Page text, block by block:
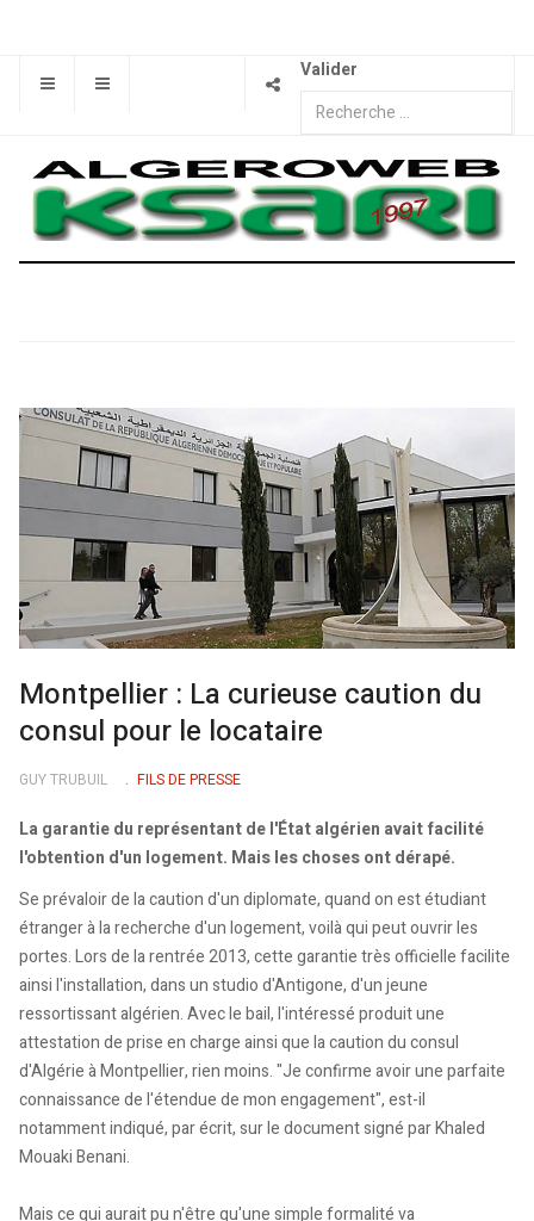
Valider
Montpellier : La curieuse caution du
consul pour le locataire
GUY TRUBUIL FILS DE PRESSE
La garantie du représentant de l'État algérien avait facilité
l'obtention d'un logement. Mais les choses ont dérapé.
Se prévaloir de la caution d'un diplomate, quand on est étudiant
étranger à la recherche d'un logement, voilà qui peut ouvrir les
portes. Lors de la rentrée 2013, cette garantie très officielle facilite
ainsi l'installation, dans un studio d'Antigone, d'un jeune
ressortissant algérien. Avec le bail, l'intéressé produit une
attestation de prise en charge ainsi que la caution du consul
d'Algérie à Montpellier, rien moins. "Je confirme avoir une parfaite
connaissance de l'étendue de mon engagement", est-il
notamment indiqué, par écrit, sur le document signé par Khaled
Mouaki Benani.
Mais ce qui aurait pu n'être qu'une simple formalité va